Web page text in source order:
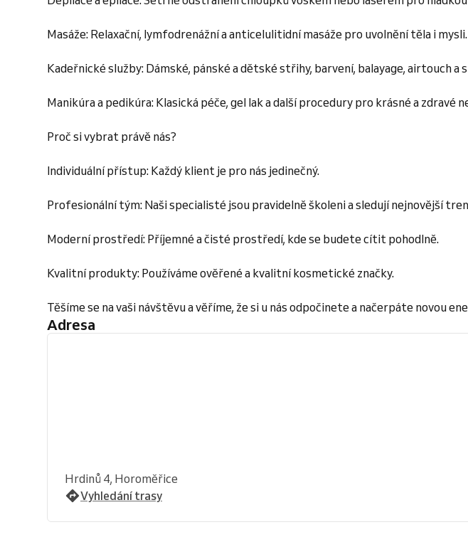
Masáže: Relaxační, lymfodrenážní a anticelulitidní masáže pro uvolnění těla i mysli.
Kadeřnické služby: Dámské, pánské a dětské střihy, barvení, balayage, airtouch a
Manikúra a pedikúra: Klasická péče, gel lak a další procedury pro krásné a zdravé
Proč si vybrat právě nás?
Individuální přístup: Každý klient je pro nás jedinečný.
Profesionální tým: Naši specialisté jsou pravidelně školeni a sledují nejnovější
Moderní prostředí: Příjemné a čisté prostředí, kde se budete cítit pohodlně.
Kvalitní produkty: Používáme ověřené a kvalitní kosmetické značky.​
Těšíme se na vaši návštěvu a věříme, že si u nás odpočinete a načerpáte novou
Adresa
Hrdinů 4, Horoměřice
Vyhledání trasy